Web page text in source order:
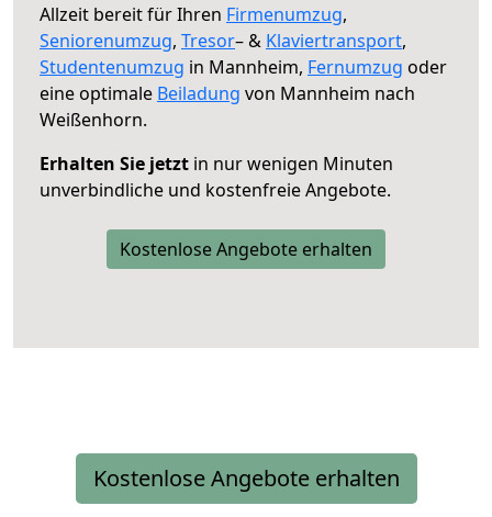
Allzeit bereit für Ihren Firmenumzug,
Seniorenumzug, Tresor– & Klaviertransport,
Studentenumzug in Mannheim, Fernumzug oder
eine optimale Beiladung von Mannheim nach
Weißenhorn.
Erhalten Sie jetzt in nur wenigen Minuten
unverbindliche und kostenfreie Angebote.
Kostenlose Angebote erhalten
Kostenlose Angebote erhalten